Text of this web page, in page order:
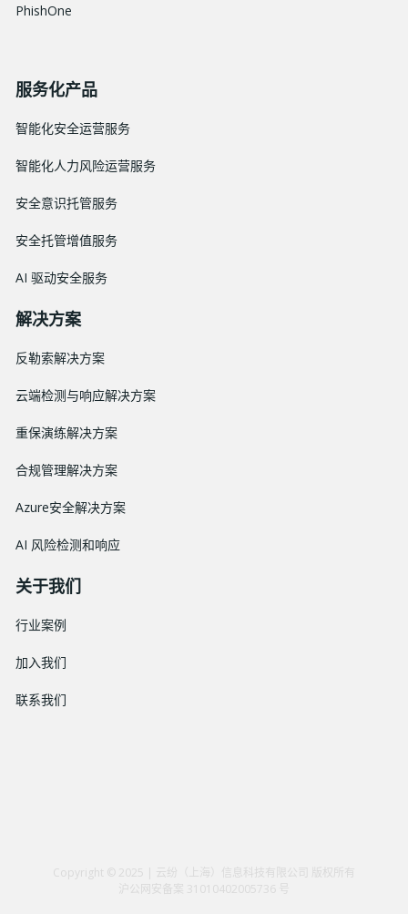
PhishOne
服务化产品
智能化安全运营服务
智能化人力风险运营服务
安全意识托管服务
安全托管增值服务
AI 驱动安全服务
解决方案
反勒索解决方案
云端检测与响应解决方案
重保演练解决方案
合规管理解决方案
Azure安全解决方案
AI 风险检测和响应
关于我们
行业案例
加入我们
联系我们
Copyright © 2025 | 云纷（上海）信息科技有限公司 版权所有
沪公网安备案 31010402005736 号